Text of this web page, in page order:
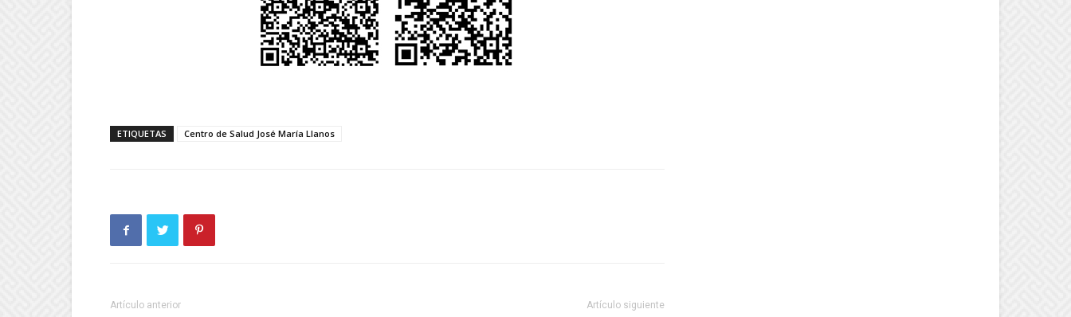
ETIQUETAS Centro de Salud José María Llanos
Artículo anterior Artículo siguiente